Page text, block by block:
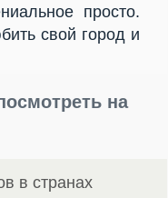
просто.
свой город и
на
в странах